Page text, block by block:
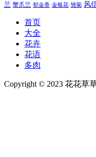
兰 蟹爪兰 郁金香 金银花 雏菊 风
首页
大全
花卉
花语
多肉
Copyright © 2023 花花草